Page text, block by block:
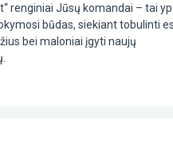
renginiai Jūsų komandai – tai
būdas, siekiant tobulinti
bei maloniai įgyti naujų